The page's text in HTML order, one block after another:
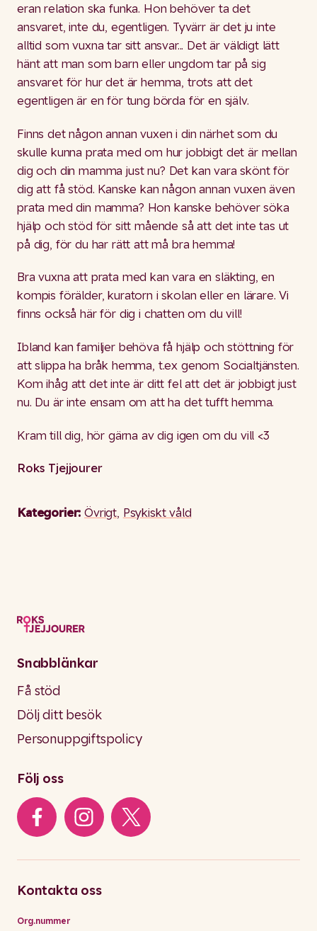
eran relation ska funka. Hon behöver ta det
ansvaret, inte du, egentligen. Tyvärr är det ju inte
alltid som vuxna tar sitt ansvar... Det är väldigt lätt
hänt att man som barn eller ungdom tar på sig
ansvaret för hur det är hemma, trots att det
egentligen är en för tung börda för en själv.
Finns det någon annan vuxen i din närhet som du
skulle kunna prata med om hur jobbigt det är mellan
dig och din mamma just nu? Det kan vara skönt för
dig att få stöd. Kanske kan någon annan vuxen även
prata med din mamma? Hon kanske behöver söka
hjälp och stöd för sitt mående så att det inte tas ut
på dig, för du har rätt att må bra hemma!
Bra vuxna att prata med kan vara en släkting, en
kompis förälder, kuratorn i skolan eller en lärare. Vi
finns också här för dig i chatten om du vill!
Ibland kan familjer behöva få hjälp och stöttning för
att slippa ha bråk hemma, t.ex genom Socialtjänsten.
Kom ihåg att det inte är ditt fel att det är jobbigt just
nu. Du är inte ensam om att ha det tufft hemma.
Kram till dig, hör gärna av dig igen om du vill <3
Roks Tjejjourer
Kategorier:Övrigt, Psykiskt våld
Snabblänkar
Få stöd
Dölj ditt besök
Personuppgiftspolicy
Följ oss
Kontakta oss
Org.nummer